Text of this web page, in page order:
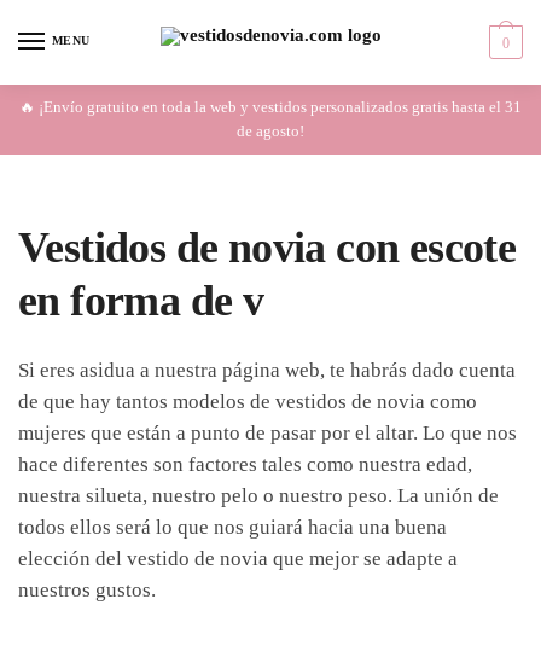
MENU 0
🔥 ¡Envío gratuito en toda la web y vestidos personalizados gratis hasta el 31
de agosto!
Vestidos de novia con escote
en forma de v
Si eres asidua a nuestra página web, te habrás dado cuenta
de que hay tantos modelos de vestidos de novia como
mujeres que están a punto de pasar por el altar. Lo que nos
hace diferentes son factores tales como nuestra edad,
nuestra silueta, nuestro pelo o nuestro peso. La unión de
todos ellos será lo que nos guiará hacia una buena
elección del vestido de novia que mejor se adapte a
nuestros gustos.